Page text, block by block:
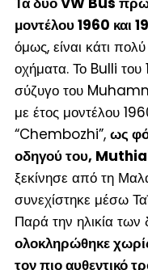
μοντέλου 1960 και
όμως, είναι κάτι
οχήματα. Το Bulli του
σύζυγο του
με έτος μοντέλου
“Chembozhi”, ως
οδηγού του,
ξεκίνησε από τη
συνεχίστηκε μέσω
Παρά την ηλικία
ολοκληρώθηκε
τον πιο αυθεντικό